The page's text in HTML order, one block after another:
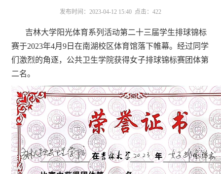
发布时间：2023-04-12 15:40 点击： 422
吉林大学阳光体育系列活动第二十三届学生排球锦标
赛于2023年4月9日在南湖校区体育馆落下帷幕。经过同学
们激烈的角逐，公共卫生学院获得女子排球锦标赛团体第
二名。